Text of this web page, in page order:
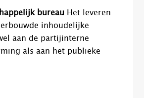
bureau Het leveren
inhoudelijke
aan de partijinterne
als aan het publieke